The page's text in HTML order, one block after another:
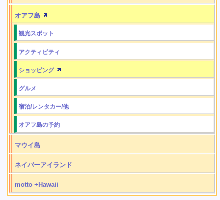
オアフ島
観光スポット
アクティビティ
ショッピング
グルメ
宿泊/レンタカー/他
オアフ島の予約
マウイ島
ネイバーアイランド
motto +Hawaii